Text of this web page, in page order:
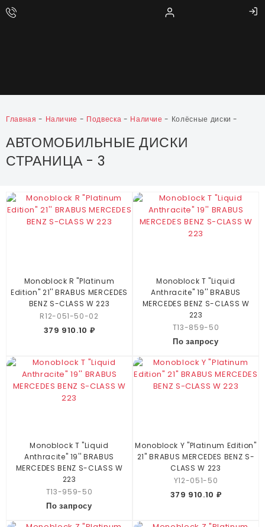
Главная- Наличие - Подвеска - Наличие- Колёсные диски-
АВТОМОБИЛЬНЫЕ ДИСКИ
СТРАНИЦА - 3
Monoblock R "Platinum
Edition" 21'' BRABUS MERCEDES
BENZ S-CLASS W 223
R12-051-50-02
379 910.10 ₽
Monoblock T "Liquid
Anthracite" 19'' BRABUS
MERCEDES BENZ S-CLASS W
223
T13-859-50
По запросу
Monoblock T "Liquid
Anthracite" 19'' BRABUS
MERCEDES BENZ S-CLASS W
223
T13-959-50
По запросу
Monoblock Y "Platinum Edition"
21" BRABUS MERCEDES BENZ S-
CLASS W 223
Y12-051-50
379 910.10 ₽